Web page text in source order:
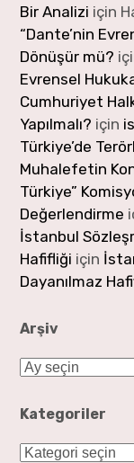
Bir Analizi için
“Dante’nin
Dönüşür mü?
Evrensel
Cumhuriyet
Yapılmalı? için
Türkiye’de
Muhalefetin
Türkiye”
Değerlendirme
İstanbul
Hafifliği için
Dayanılmaz
Arşiv
Arşiv
Kategoriler
Kategoriler